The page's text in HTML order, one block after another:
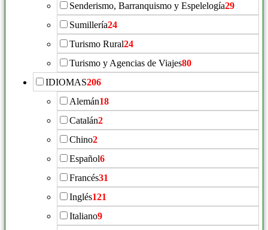
Senderismo, Barranquismo y Espelelogía29
Sumillería24
Turismo Rural24
Turismo y Agencias de Viajes80
IDIOMAS206
Alemán18
Catalán2
Chino2
Español6
Francés31
Inglés121
Italiano9